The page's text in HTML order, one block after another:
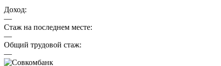
Доход:
—
Стаж на последнем месте:
—
Общий трудовой стаж:
—